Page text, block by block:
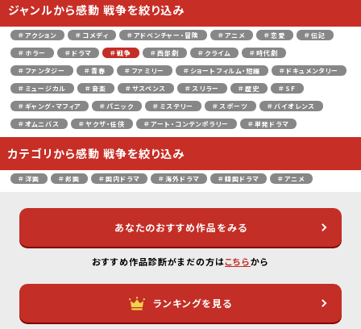
ジャンルから感動 戦争を絞り込み
＃アクション ＃コメディ ＃アドベンチャー・冒険 ＃アニメ ＃恋愛
＃伝記
＃ホラー
＃ドラマ ＃戦争 ＃西部劇 ＃クライム
＃時代劇
＃ファンタジー
＃青春 ＃ファミリー ＃ショートフィルム・短編
＃ドキュメンタリー
＃ミュージカル
＃音楽 ＃サスペンス ＃スリラー ＃歴史
＃SF
＃ギャング・マフィア
＃パニック ＃ミステリー ＃スポーツ
＃バイオレンス
＃オムニバス
＃ヤクザ・任侠 ＃アート・コンテンポラリー ＃単発ドラマ
カテゴリから感動 戦争を絞り込み
＃洋画 ＃邦画 ＃国内ドラマ ＃海外ドラマ ＃韓国ドラマ ＃アニメ
あなたのおすすめ作品をみる
おすすめ作品診断がまだの方はこちらから
ランキングを見る